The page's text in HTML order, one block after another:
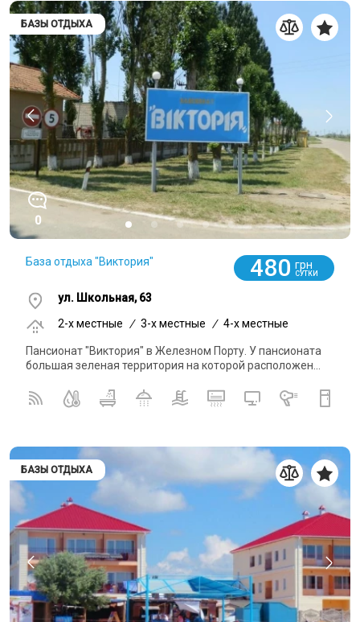
БАЗЫ ОТДЫХА
0
База отдыха "Виктория" 480 грн
СУТКИ
ул. Школьная, 63
2-x местные / 3-x местные / 4-x местные
Пансионат "Виктория" в Железном Порту. У пансионата
большая зеленая территория на которой расположен...
БАЗЫ ОТДЫХА